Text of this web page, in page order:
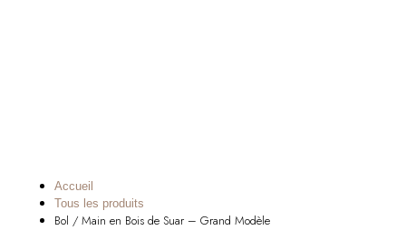
Accueil
Tous les produits
Bol / Main en Bois de Suar – Grand Modèle